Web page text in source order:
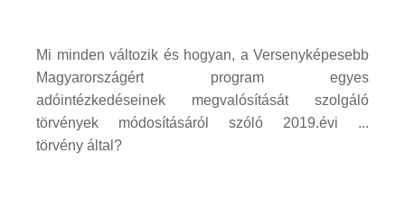
Mi minden változik és hogyan, a Versenyképesebb
Magyarországért program egyes
adóintézkedéseinek megvalósítását szolgáló
törvények módosításáról szóló 2019.évi ...
törvény által?